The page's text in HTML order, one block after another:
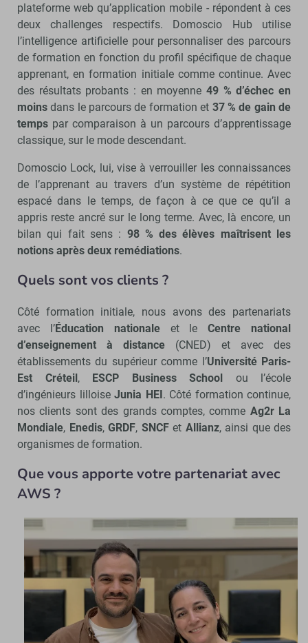
plateforme web qu’application mobile - répondent à ces
deux challenges respectifs. Domoscio Hub utilise
l’intelligence artificielle pour personnaliser des parcours
de formation en fonction du profil spécifique de chaque
apprenant, en formation initiale comme continue. Avec
des résultats probants : en moyenne 49 % d’échec en
moins dans le parcours de formation et 37 % de gain de
temps par comparaison à un parcours d’apprentissage
classique, sur le mode descendant.
Domoscio Lock, lui, vise à verrouiller les connaissances
de l’apprenant au travers d’un système de répétition
espacé dans le temps, de façon à ce que ce qu’il a
appris reste ancré sur le long terme. Avec, là encore, un
bilan qui fait sens : 98 % des élèves maîtrisent les
notions après deux remédiations.
Quels sont vos clients ?
Côté formation initiale, nous avons des partenariats
avec l’Éducation nationaleet leCentre national
d’enseignement à distance (CNED) et avec des
établissements du supérieur comme l’Université Paris-
Est Créteil, ESCP Business School ou l’école
d’ingénieurs lilloise Junia HEI. Côté formation continue,
nos clients sont des grands comptes, comme Ag2r La
Mondiale, Enedis, GRDF, SNCFet Allianz, ainsi que des
organismes de formation.
Que vous apporte votre partenariat avec
AWS ?